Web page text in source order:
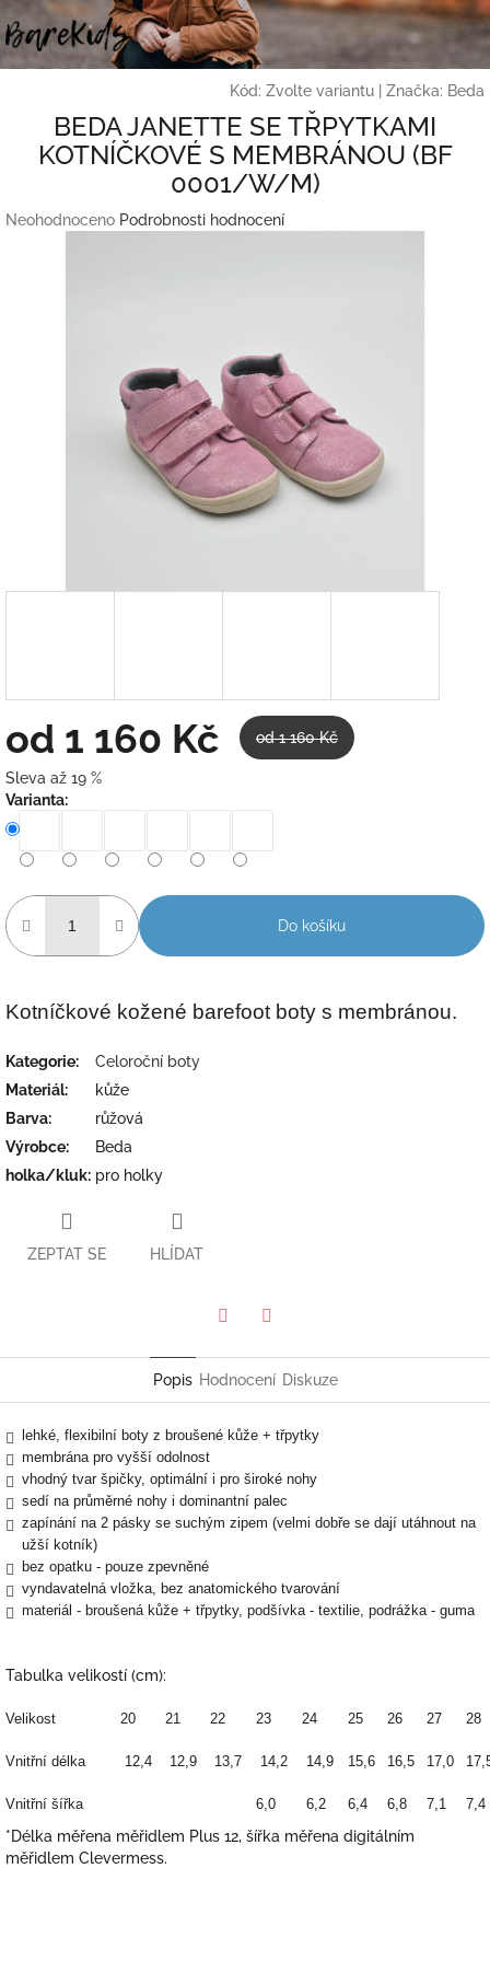
Přejít
na
obsah
Kód: Zvolte variantu Značka: Beda
BEDA JANETTE SE TŘPYTKAMI
KOTNÍČKOVÉ S MEMBRÁNOU (BF
0001/W/M)
Průměrné
Neohodnoceno Podrobnosti hodnocení
od 1 160 Kč od 1 160 Kč
Sleva až 19 %
Měrná
cena:
Varianta:
Do košíku
Kotníčkové kožené barefoot boty s membránou.
Kategorie:
Celoroční boty
Materiál:
kůže
Barva:
růžová
Výrobce:
Beda
holka/kluk: pro holky
ZEPTAT SE HLÍDAT
Popis Hodnocení Diskuze
lehké, flexibilní boty z broušené kůže + třpytky
membrána pro vyšší odolnost
vhodný tvar špičky, optimální i pro široké nohy
sedí na průměrné nohy i dominantní palec
zapínání na 2 pásky se suchým zipem (velmi dobře se dají utáhnout na
užší kotník)
bez opatku - pouze zpevněné
vyndavatelná vložka, bez anatomického tvarování
materiál - broušená kůže + třpytky, podšívka - textilie, podrážka - guma
Tabulka velikostí (cm):
Velikost 20 21 22 23 24 25 26 27 28
Vnitřní délka 12,4 12,9 13,7 14,2 14,9 15,6 16,5 17,0
Vnitřní šířka 6,0 6,2 6,4 6,8 7,1 7,4
*Délka měřena měřidlem Plus 12, šířka měřena digitálním
měřidlem Clevermess.